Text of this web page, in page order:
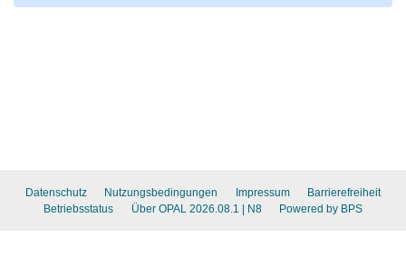
Datenschutz Nutzungsbedingungen Impressum
Barrierefreiheit
Betriebsstatus
Über OPAL 2026.08.1 | N8 Powered by BPS